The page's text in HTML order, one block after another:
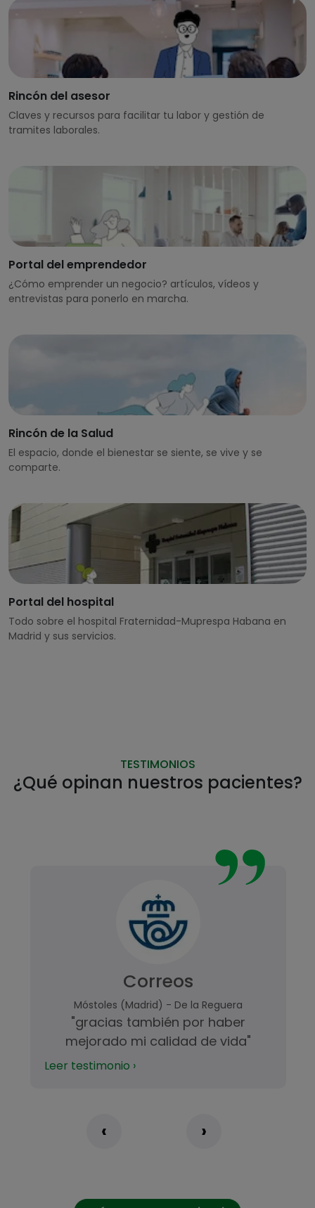
Rincón del asesor
Claves y recursos para facilitar tu labor y gestión de
tramites laborales.
Portal del emprendedor
¿Cómo emprender un negocio? artículos, vídeos y
entrevistas para ponerlo en marcha.
Rincón de la Salud
El espacio, donde el bienestar se siente, se vive y se
comparte.
Portal del hospital
Todo sobre el hospital Fraternidad-Muprespa Habana en
Madrid y sus servicios.
TESTIMONIOS
¿Qué opinan nuestros pacientes?
Correos
Móstoles (Madrid) - De la Reguera
"gracias también por haber
mejorado mi calidad de vida"
Leer testimonio ›
‹ ›